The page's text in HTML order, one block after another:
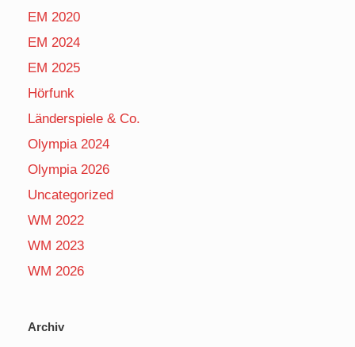
EM 2020
EM 2024
EM 2025
Hörfunk
Länderspiele & Co.
Olympia 2024
Olympia 2026
Uncategorized
WM 2022
WM 2023
WM 2026
Archiv